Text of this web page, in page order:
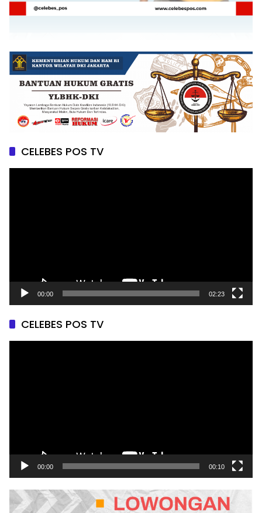
CELEBES POS TV
00:00 02:23
CELEBES POS TV
00:00 00:10